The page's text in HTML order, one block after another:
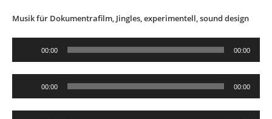
Musik für Dokumentrafilm, Jingles, experimentell, sound design
00:00 00:00
00:00 00:00